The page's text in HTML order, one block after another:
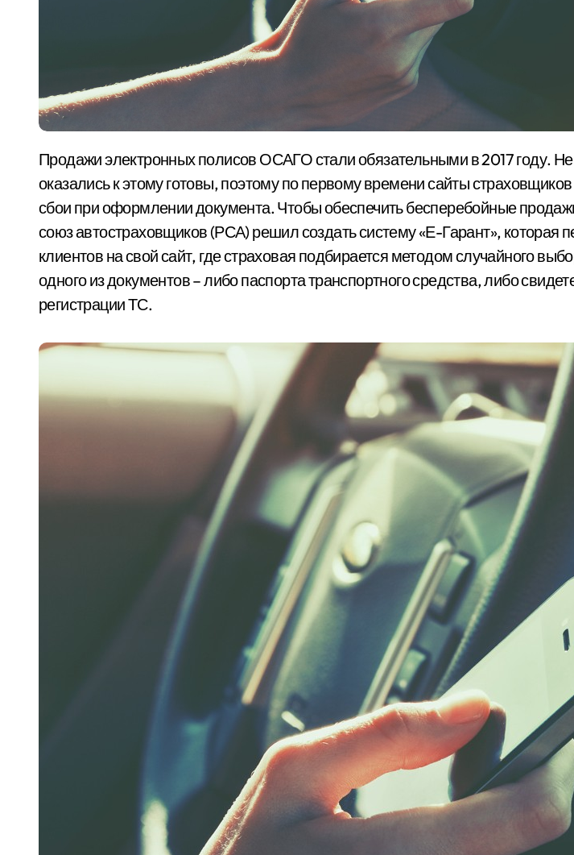
Продажи электронных полисов ОСАГО стали обязательными в 2017 году. Не все компании
оказались к этому готовы, поэтому по первому времени сайты
сбои при оформлении документа. Чтобы обеспечить бесперебойные
союз автостраховщиков (РСА) решил создать систему «Е-Гарант», которая
клиентов на свой сайт, где страховая подбирается методом случайного
одного из документов – либо паспорта транспортного средства, либо
регистрации ТС.